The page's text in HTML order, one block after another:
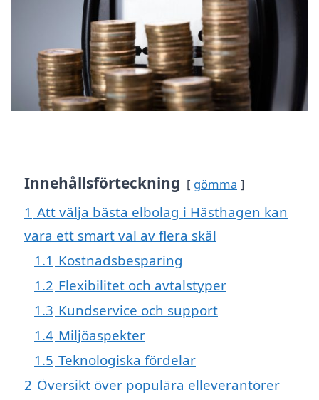
Innehållsförteckning gömma
1 Att välja bästa elbolag i Hästhagen kan
vara ett smart val av flera skäl
1.1 Kostnadsbesparing
1.2 Flexibilitet och avtalstyper
1.3 Kundservice och support
1.4 Miljöaspekter
1.5 Teknologiska fördelar
2 Översikt över populära elleverantörer